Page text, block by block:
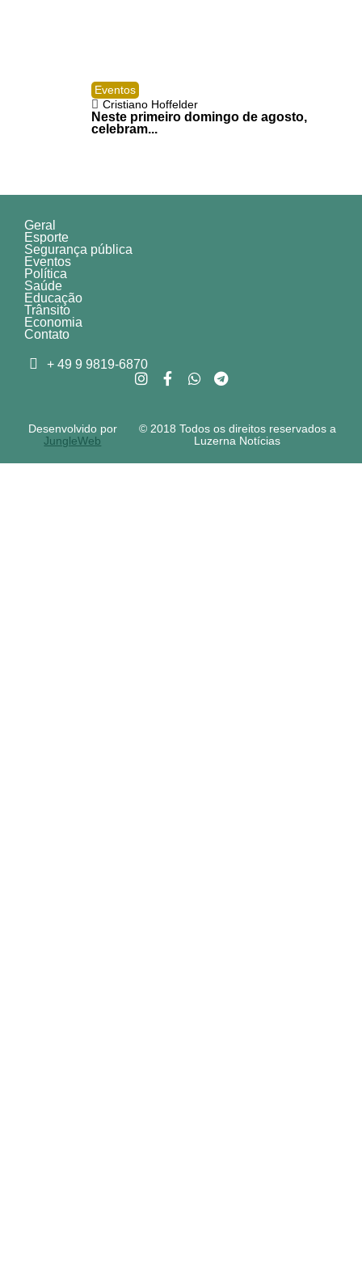
Eventos
Cristiano Hoffelder
Neste primeiro domingo de agosto,
celebram...
Geral
Esporte
Segurança pública
Eventos
Política
Saúde
Educação
Trânsito
Economia
Contato
+ 49 9 9819-6870
© 2018 Todos os direitos reservados a
Luzerna Notícias
Desenvolvido por
JungleWeb